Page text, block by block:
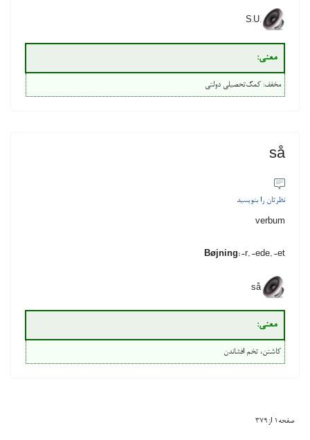
S.U.
معنی‌:
مخفف: کمک‌تحصیلی دولتی
så
نظرتان را بنویسید
verbum
Bøjning:-r, -ede, -et
så
معنی‌:
کاشتن، تخم افشاندن
صفحه1 از379